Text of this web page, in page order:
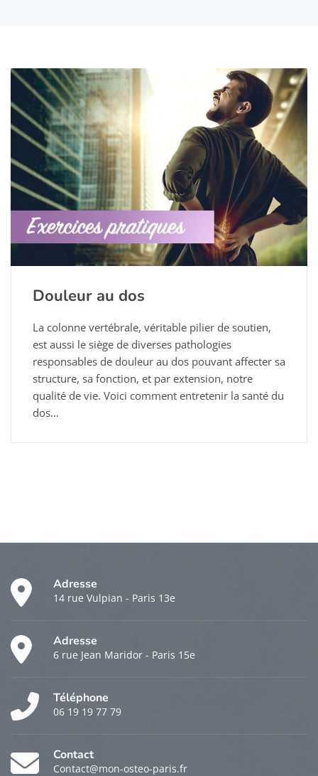
Douleur au dos
La colonne vertébrale, véritable pilier de soutien,
est aussi le siège de diverses pathologies
responsables de douleur au dos pouvant affecter sa
structure, sa fonction, et par extension, notre
qualité de vie. Voici comment entretenir la santé du
dos…
Adresse
14 rue Vulpian - Paris 13e
Adresse
6 rue Jean Maridor - Paris 15e
Téléphone
06 19 19 77 79
Contact
Contact@mon-osteo-paris.fr